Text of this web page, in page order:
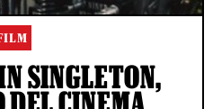
SINGLETON,